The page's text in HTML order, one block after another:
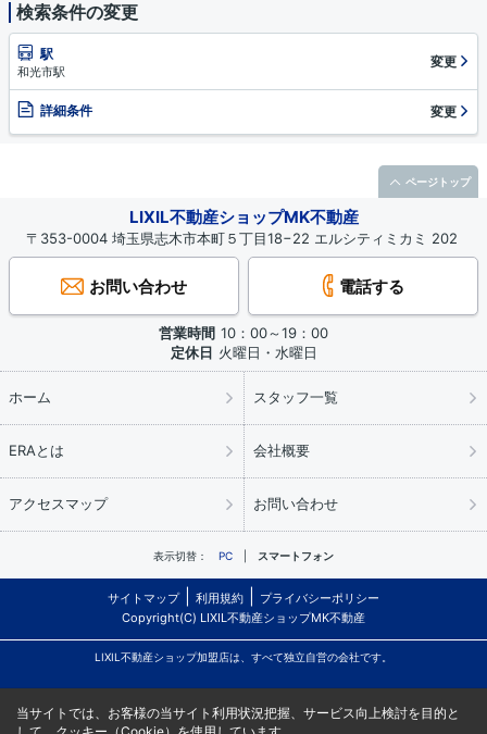
検索条件の変更
駅
和光市駅
変更
詳細条件 変更
LIXIL不動産ショップMK不動産
〒353-0004 埼玉県志木市本町５丁目18−22 エルシティミカミ 202
お問い合わせ 電話する
営業時間 10：00～19：00
定休日 火曜日・水曜日
ホーム スタッフ一覧
ERAとは 会社概要
アクセスマップ お問い合わせ
表示切替： PC スマートフォン
サイトマップ 利用規約
プライバシーポリシー
Copyright(C) LIXIL不動産ショップMK不動産
LIXIL不動産ショップ加盟店は、すべて独立自営の会社です。
ページトップ
当サイトでは、お客様の当サイト利用状況把握、サービス向上検討を目的と